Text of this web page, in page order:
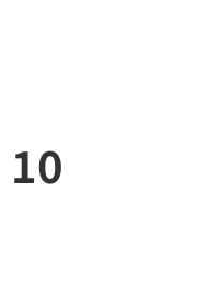
10